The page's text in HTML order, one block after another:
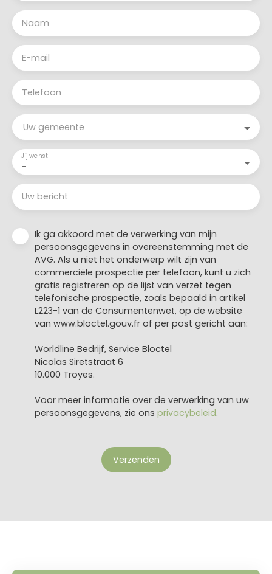
Naam
E-mail
Telefoon
Uw gemeente
-
Jij wenst
Uw bericht
Ik ga akkoord met de verwerking van mijn
persoonsgegevens in overeenstemming met de
AVG. Als u niet het onderwerp wilt zijn van
commerciële prospectie per telefoon, kunt u zich
gratis registreren op de lijst van verzet tegen
telefonische prospectie, zoals bepaald in artikel
L223-1 van de Consumentenwet, op de website
van www.bloctel.gouv.fr of per post gericht aan:
Worldline Bedrijf, Service Bloctel
Nicolas Siretstraat 6
10.000 Troyes.
Voor meer informatie over de verwerking van uw
persoonsgegevens, zie ons privacybeleid.
Verzenden